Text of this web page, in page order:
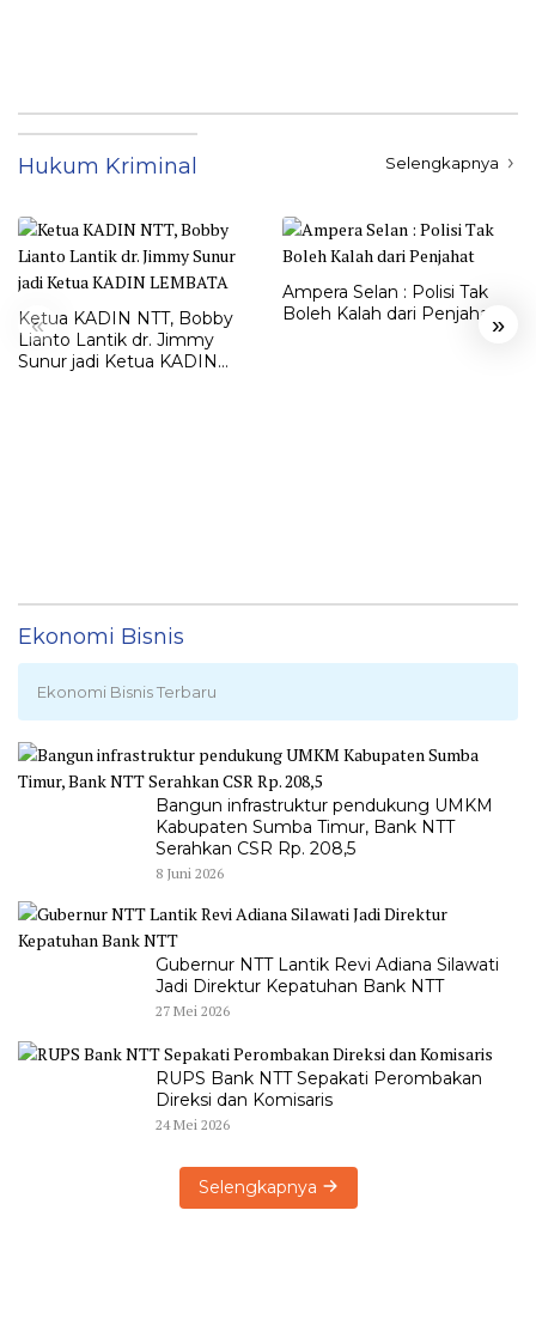
Hukum Kriminal Selengkapnya
« »
Ketua KADIN NTT, Bobby
Lianto Lantik dr. Jimmy
Sunur jadi Ketua KADIN
Ampera Selan : Polisi Tak
Boleh Kalah dari Penjahat
Ekonomi Bisnis
Ekonomi Bisnis Terbaru
Bangun infrastruktur pendukung UMKM
Kabupaten Sumba Timur, Bank NTT
Serahkan CSR Rp. 208,5
8 Juni 2026
Gubernur NTT Lantik Revi Adiana Silawati
Jadi Direktur Kepatuhan Bank NTT
27 Mei 2026
RUPS Bank NTT Sepakati Perombakan
Direksi dan Komisaris
24 Mei 2026
Selengkapnya